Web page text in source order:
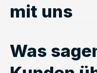
mit uns
Was